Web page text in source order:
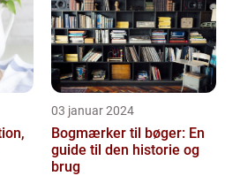
03 januar 2024
Bogmærker til bøger: En
guide til den historie og
brug